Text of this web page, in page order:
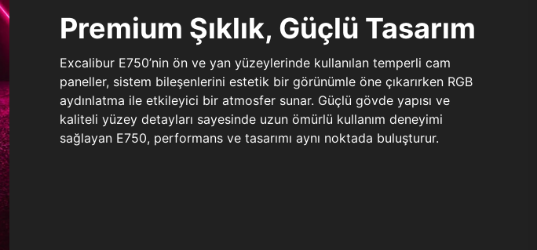
Premium Şıklık, Güçlü Tasarım
Excalibur E750’nin ön ve yan yüzeylerinde kullanılan temperli cam
paneller, sistem bileşenlerini estetik bir görünümle öne çıkarırken RGB
aydınlatma ile etkileyici bir atmosfer sunar. Güçlü gövde yapısı ve
kaliteli yüzey detayları sayesinde uzun ömürlü kullanım deneyimi
sağlayan E750, performans ve tasarımı aynı noktada buluşturur.